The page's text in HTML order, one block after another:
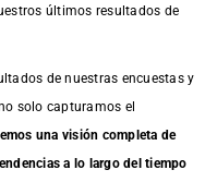
últimos resultados de
de nuestras encuestasy
solo capturamos el
una visión completa de
a lo largo del tiempo